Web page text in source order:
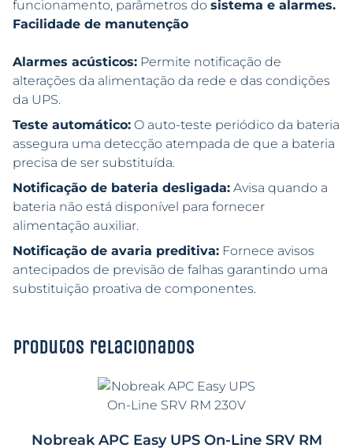
funcionamento, parâmetros do sistema e alarmes.
Facilidade de manutenção
Alarmes acústicos: Permite notificação de
alterações da alimentação da rede e das condições
da UPS.
Teste automático: O auto-teste periódico da bateria
assegura uma detecção atempada de que a bateria
precisa de ser substituída.
Notificação de bateria desligada: Avisa quando a
bateria não está disponível para fornecer
alimentação auxiliar.
Notificação de avaria preditiva: Fornece avisos
antecipados de previsão de falhas garantindo uma
substituição proativa de componentes.
Produtos relacionados
Nobreak APC Easy UPS On-Line SRV RM